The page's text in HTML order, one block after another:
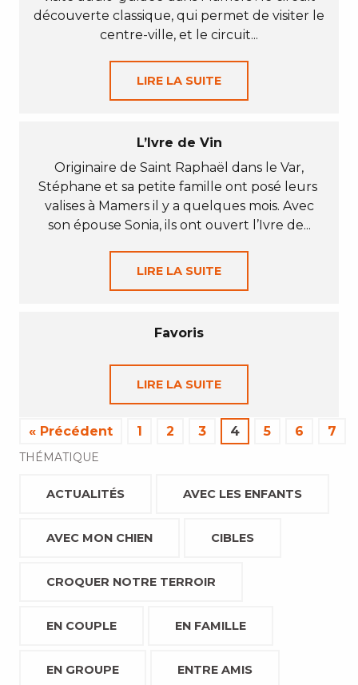
découverte classique, qui permet de visiter le
centre-ville, et le circuit...
LIRE LA SUITE
L’Ivre de Vin
Originaire de Saint Raphaël dans le Var,
Stéphane et sa petite famille ont posé leurs
valises à Mamers il y a quelques mois. Avec
son épouse Sonia, ils ont ouvert l’Ivre de...
LIRE LA SUITE
Favoris
LIRE LA SUITE
« Précédent 1 2 3 4 5 6 7
THÉMATIQUE
ACTUALITÉS AVEC LES ENFANTS
AVEC MON CHIEN CIBLES
CROQUER NOTRE TERROIR
EN COUPLE EN FAMILLE
EN GROUPE ENTRE AMIS